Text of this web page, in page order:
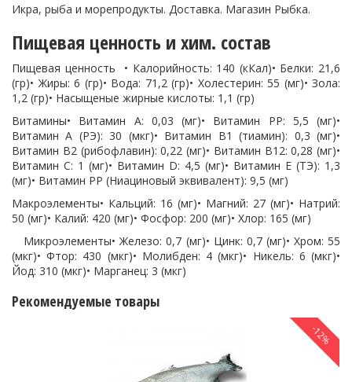
Икра, рыба и морепродукты. Доставка. Магазин Рыбка.
Пищевая ценность и хим. состав
Пищевая ценность • Калорийность: 140 (кКал)• Белки: 21,6
(гр)• Жиры: 6 (гр)• Вода: 71,2 (гр)• Холестерин: 55 (мг)• Зола:
1,2 (гр)• Насыщеные жирные кислоты: 1,1 (гр)
Витамины• Витамин A: 0,03 (мг)• Витамин PP: 5,5 (мг)•
Витамин A (РЭ): 30 (мкг)• Витамин B1 (тиамин): 0,3 (мг)•
Витамин B2 (рибофлавин): 0,22 (мг)• Витамин В12: 0,28 (мг)•
Витамин C: 1 (мг)• Витамин D: 4,5 (мг)• Витамин E (ТЭ): 1,3
(мг)• Витамин PP (Ниациновый эквивалент): 9,5 (мг)
Макроэлементы• Кальций: 16 (мг)• Магний: 27 (мг)• Натрий:
50 (мг)• Калий: 420 (мг)• Фосфор: 200 (мг)• Хлор: 165 (мг)
Микроэлементы• Железо: 0,7 (мг)• Цинк: 0,7 (мг)• Хром: 55
(мкг)• Фтор: 430 (мкг)• Молибден: 4 (мкг)• Никель: 6 (мкг)•
Йод: 310 (мкг)• Марганец: 3 (мкг)
Рекомендуемые товары
-12%